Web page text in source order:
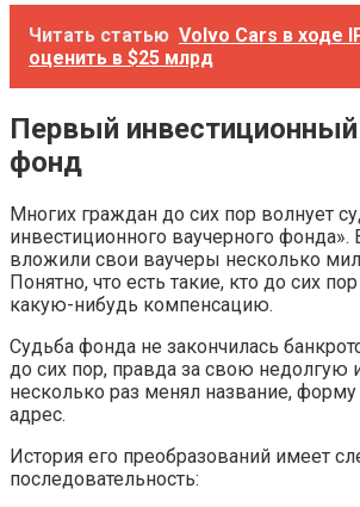
Читать статью Volvo Cars в ходе
оценить в $25 млрд
Первый
фонд
Многих граждан до сих пор волнует
инвестиционного ваучерного фонда».
вложили свои ваучеры несколько
Понятно, что есть такие, кто до сих
какую-нибудь компенсацию.
Судьба фонда не закончилась
до сих пор, правда за свою недолгую
несколько раз менял название,
адрес.
История его преобразований имеет
последовательность: